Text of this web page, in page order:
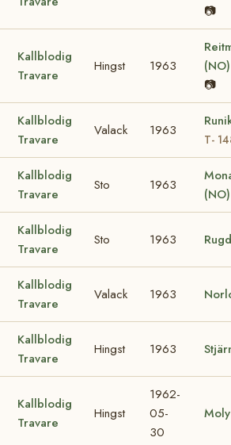
📷
Kallblodig
Travare
Hingst 1963
📷
Kallblodig
Travare
Valack 1963
T-
Kallblodig
Travare
Sto 1963
Kallblodig
Travare
Sto 1963
Kallblodig
Travare
Valack 1963
Kallblodig
Travare
Hingst 1963
Kallblodig
Travare
Hingst
1962-
05-
30